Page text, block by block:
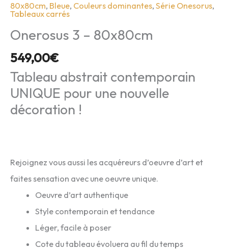
80x80cm, Bleue, Couleurs dominantes, Série Onesorus,
Tableaux carrés
Onerosus 3 – 80x80cm
549,00€
Tableau abstrait contemporain
UNIQUE pour une nouvelle
décoration !
Rejoignez vous aussi les acquéreurs d’oeuvre d’art et
faites sensation avec une oeuvre unique.
Oeuvre d’art authentique
Style contemporain et tendance
Léger, facile à poser
Cote du tableau évoluera au fil du temps